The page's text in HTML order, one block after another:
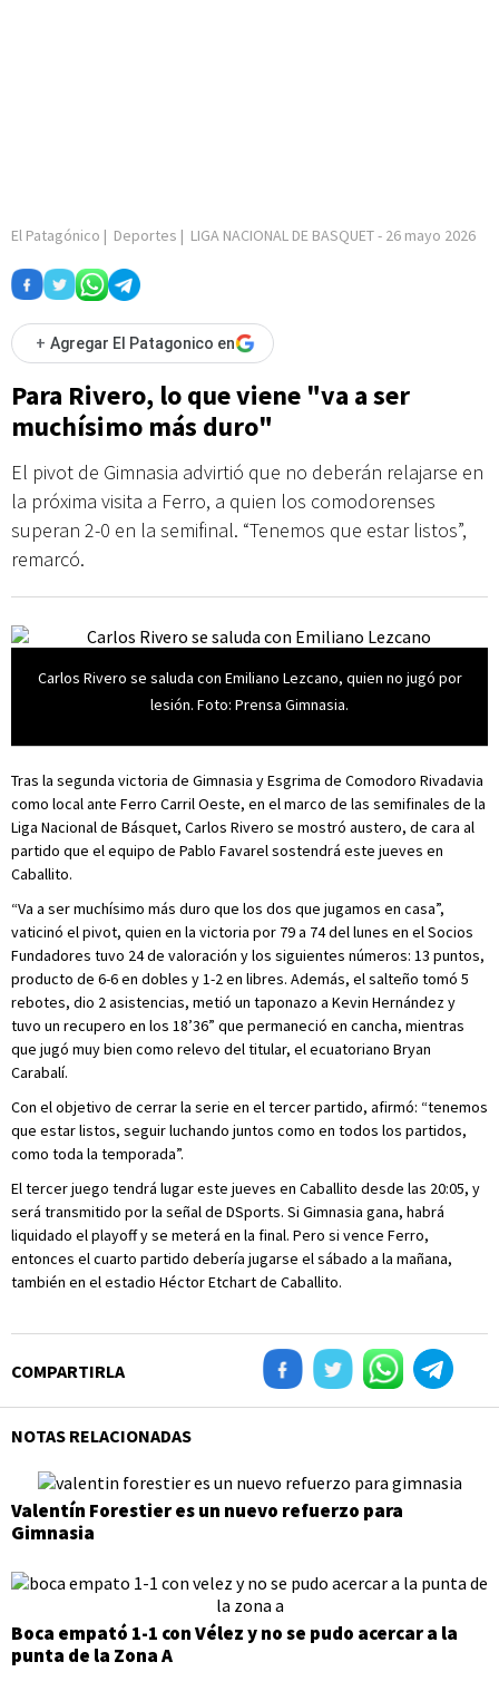
El Patagónico | Deportes | LIGA NACIONAL DE BASQUET- 26 mayo 2026
+ Agregar El Patagonico en
Para Rivero, lo que viene "va a ser
muchísimo más duro"
El pivot de Gimnasia advirtió que no deberán relajarse en
la próxima visita a Ferro, a quien los comodorenses
superan 2-0 en la semifinal. “Tenemos que estar listos”,
remarcó.
Carlos Rivero se saluda con Emiliano Lezcano, quien no jugó por
lesión. Foto: Prensa Gimnasia.
Tras la segunda victoria de Gimnasia y Esgrima de Comodoro Rivadavia
como local ante Ferro Carril Oeste, en el marco de las semifinales de la
Liga Nacional de Básquet, Carlos Rivero se mostró austero, de cara al
partido que el equipo de Pablo Favarel sostendrá este jueves en
Caballito.
“Va a ser muchísimo más duro que los dos que jugamos en casa”,
vaticinó el pivot, quien en la victoria por 79 a 74 del lunes en el Socios
Fundadores tuvo 24 de valoración y los siguientes números: 13 puntos,
producto de 6-6 en dobles y 1-2 en libres. Además, el salteño tomó 5
rebotes, dio 2 asistencias, metió un taponazo a Kevin Hernández y
tuvo un recupero en los 18’36” que permaneció en cancha, mientras
que jugó muy bien como relevo del titular, el ecuatoriano Bryan
Carabalí.
Con el objetivo de cerrar la serie en el tercer partido, afirmó: “tenemos
que estar listos, seguir luchando juntos como en todos los partidos,
como toda la temporada”.
El tercer juego tendrá lugar este jueves en Caballito desde las 20:05, y
será transmitido por la señal de DSports. Si Gimnasia gana, habrá
liquidado el playoff y se meterá en la final. Pero si vence Ferro,
entonces el cuarto partido debería jugarse el sábado a la mañana,
también en el estadio Héctor Etchart de Caballito.
COMPARTIRLA
NOTAS RELACIONADAS
Valentín Forestier es un nuevo refuerzo para
Gimnasia
Boca empató 1-1 con Vélez y no se pudo acercar a la
punta de la Zona A